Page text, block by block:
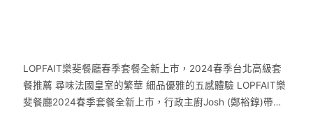
LOPFAIT樂斐餐廳春季套餐全新上市，2024春季台北高級套
餐推薦 尋味法國皇室的繁華 細品優雅的五感體驗 LOPFAIT樂
斐餐廳2024春季套餐全新上市，行政主廚Josh (鄭裕錞)帶領